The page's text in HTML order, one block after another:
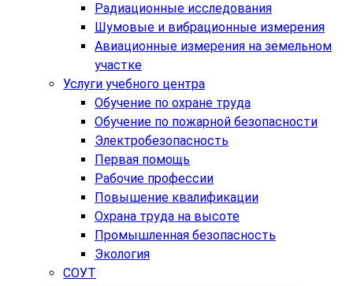
Радиационные исследования
Шумовые и вибрационные измерения
Авиационные измерения на земельном
участке
Услуги учебного центра
Обучение по охране труда
Обучение по пожарной безопасности
Электробезопасность
Первая помощь
Рабочие профессии
Повышение квалификации
Охрана труда на высоте
Промышленная безопасность
Экология
СОУТ